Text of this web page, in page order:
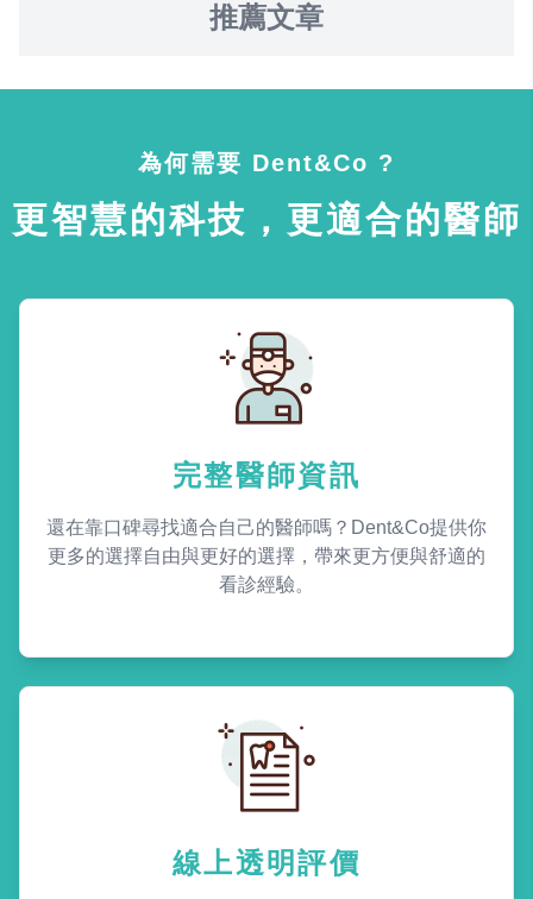
推薦文章
為何需要 Dent&Co ?
更智慧的科技，更適合的醫師
完整醫師資訊
還在靠口碑尋找適合自己的醫師嗎？Dent&Co提供你
更多的選擇自由與更好的選擇，帶來更方便與舒適的
看診經驗。
線上透明評價